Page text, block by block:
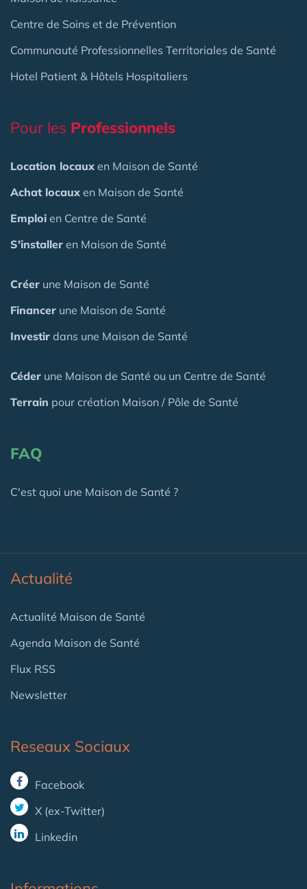
Centre de Soins et de Prévention
Communauté Professionnelles Territoriales de Santé
Hotel Patient & Hôtels Hospitaliers
Pour les Professionnels
Location locaux en Maison de Santé
Achat locaux en Maison de Santé
Emploi en Centre de Santé
S'installer en Maison de Santé
Créer une Maison de Santé
Financer une Maison de Santé
Investir dans une Maison de Santé
Céder une Maison de Santé ou un Centre de Santé
Terrain pour création Maison / Pôle de Santé
FAQ
C'est quoi une Maison de Santé ?
Actualité
Actualité Maison de Santé
Agenda Maison de Santé
Flux RSS
Newsletter
Reseaux Sociaux
Facebook
X (ex-Twitter)
Linkedin